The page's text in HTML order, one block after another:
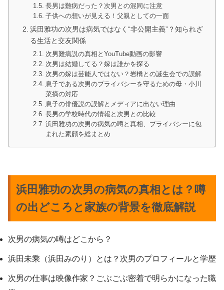
長男は難病だった？次男との混同に注意
子供への想いが見える！父親としての一面
浜田雅功の次男は病気ではなく“非公開主義”？知られざ
る生活と交友関係
次男難病説の真相とYouTube動画の影響
次男は結婚してる？嫁は誰かを探る
次男の嫁は芸能人ではない？岩橋との誕生会での誤解
息子である次男のプライバシーを守るための母・小川
菜摘の対応
息子の俳優説の誤解とメディアに出ない理由
長男の学校時代の情報と次男との比較
浜田雅功の次男の病気の噂と真相、プライバシーに包
まれた素顔を総まとめ
浜田雅功の次男の病気の真相とは？噂
の出どころと家族の背景を徹底解説
次男の病気の噂はどこから？
浜田未乘（浜田みのり）とは？次男のプロフィールと学歴
次男の仕事は映像作家？ごぶごぶ密着で明らかになった職